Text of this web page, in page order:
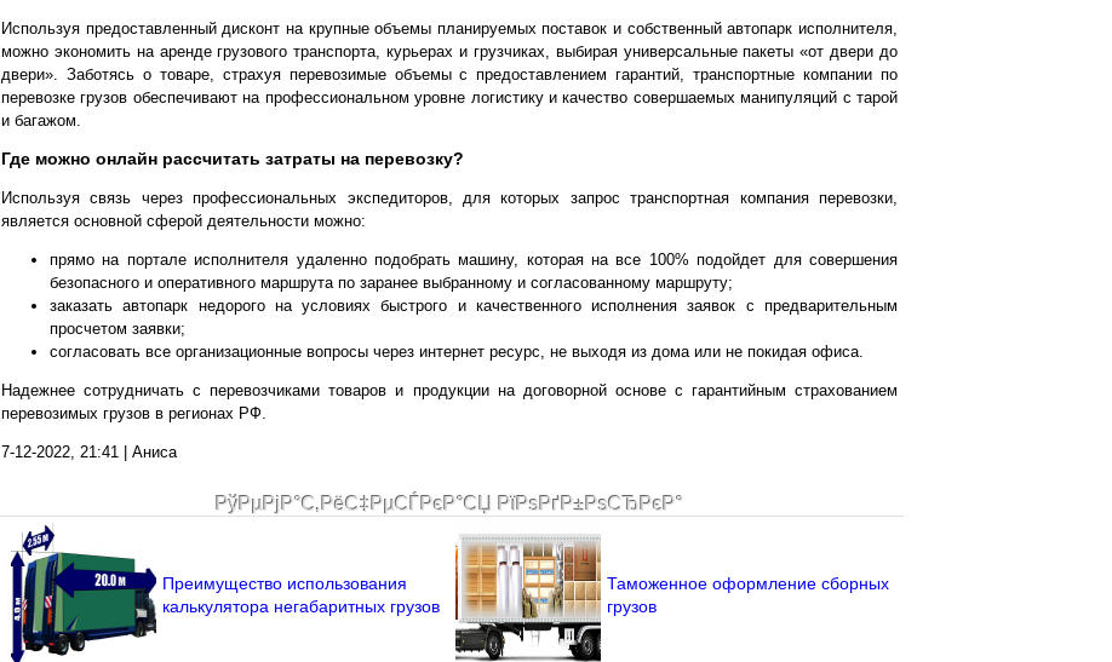
Используя предоставленный дисконт на крупные объемы планируемых поставок и собственный автопарк исполнителя,
можно экономить на аренде грузового транспорта, курьерах и грузчиках, выбирая универсальные пакеты «от двери до
двери». Заботясь о товаре, страхуя перевозимые объемы с предоставлением гарантий, транспортные компании по
перевозке грузов обеспечивают на профессиональном уровне логистику и качество совершаемых манипуляций с тарой
и багажом.
Где можно онлайн рассчитать затраты на перевозку?
Используя связь через профессиональных экспедиторов, для которых запрос транспортная компания перевозки,
является основной сферой деятельности можно:
прямо на портале исполнителя удаленно подобрать машину, которая на все 100% подойдет для совершения
безопасного и оперативного маршрута по заранее выбранному и согласованному маршруту;
заказать автопарк недорого на условиях быстрого и качественного исполнения заявок с предварительным
просчетом заявки;
согласовать все организационные вопросы через интернет ресурс, не выходя из дома или не покидая офиса.
Надежнее сотрудничать с перевозчиками товаров и продукции на договорной основе с гарантийным страхованием
перевозимых грузов в регионах РФ.
7-12-2022, 21:41 | Аниса
РўРµРјР°С‚РёС‡РµСЃРєР°СЏ РїРѕРґР±РѕСЂРєР°
Преимущество использования
калькулятора негабаритных грузов
Таможенное оформление сборных
грузов